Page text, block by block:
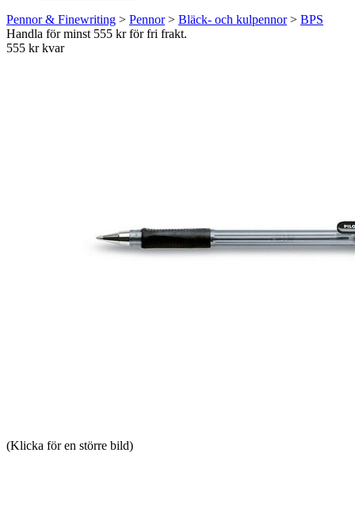
Pennor & Finewriting > Pennor> Bläck- och kulpennor> BPS
Handla för minst 555 kr för fri frakt.
555 kr kvar
(Klicka för en större bild)